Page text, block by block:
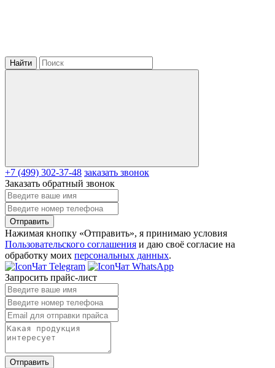
Найти
+7 (499) 302-37-48 заказать звонок
Заказать обратный звонок
Отправить
Нажимая кнопку «Отправить», я принимаю условия
Пользовательского соглашения и даю своё согласие на
обработку моих персональных данных.
Чат Telegram
Чат WhatsApp
Запросить прайс-лист
Отправить